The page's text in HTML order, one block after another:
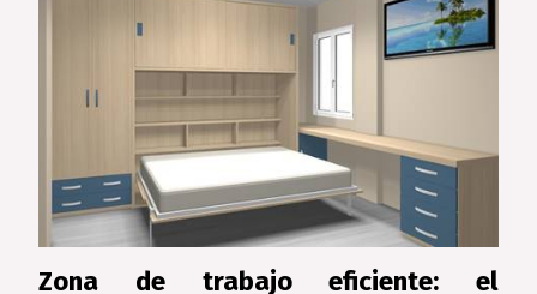
Zona de trabajo eficiente: el